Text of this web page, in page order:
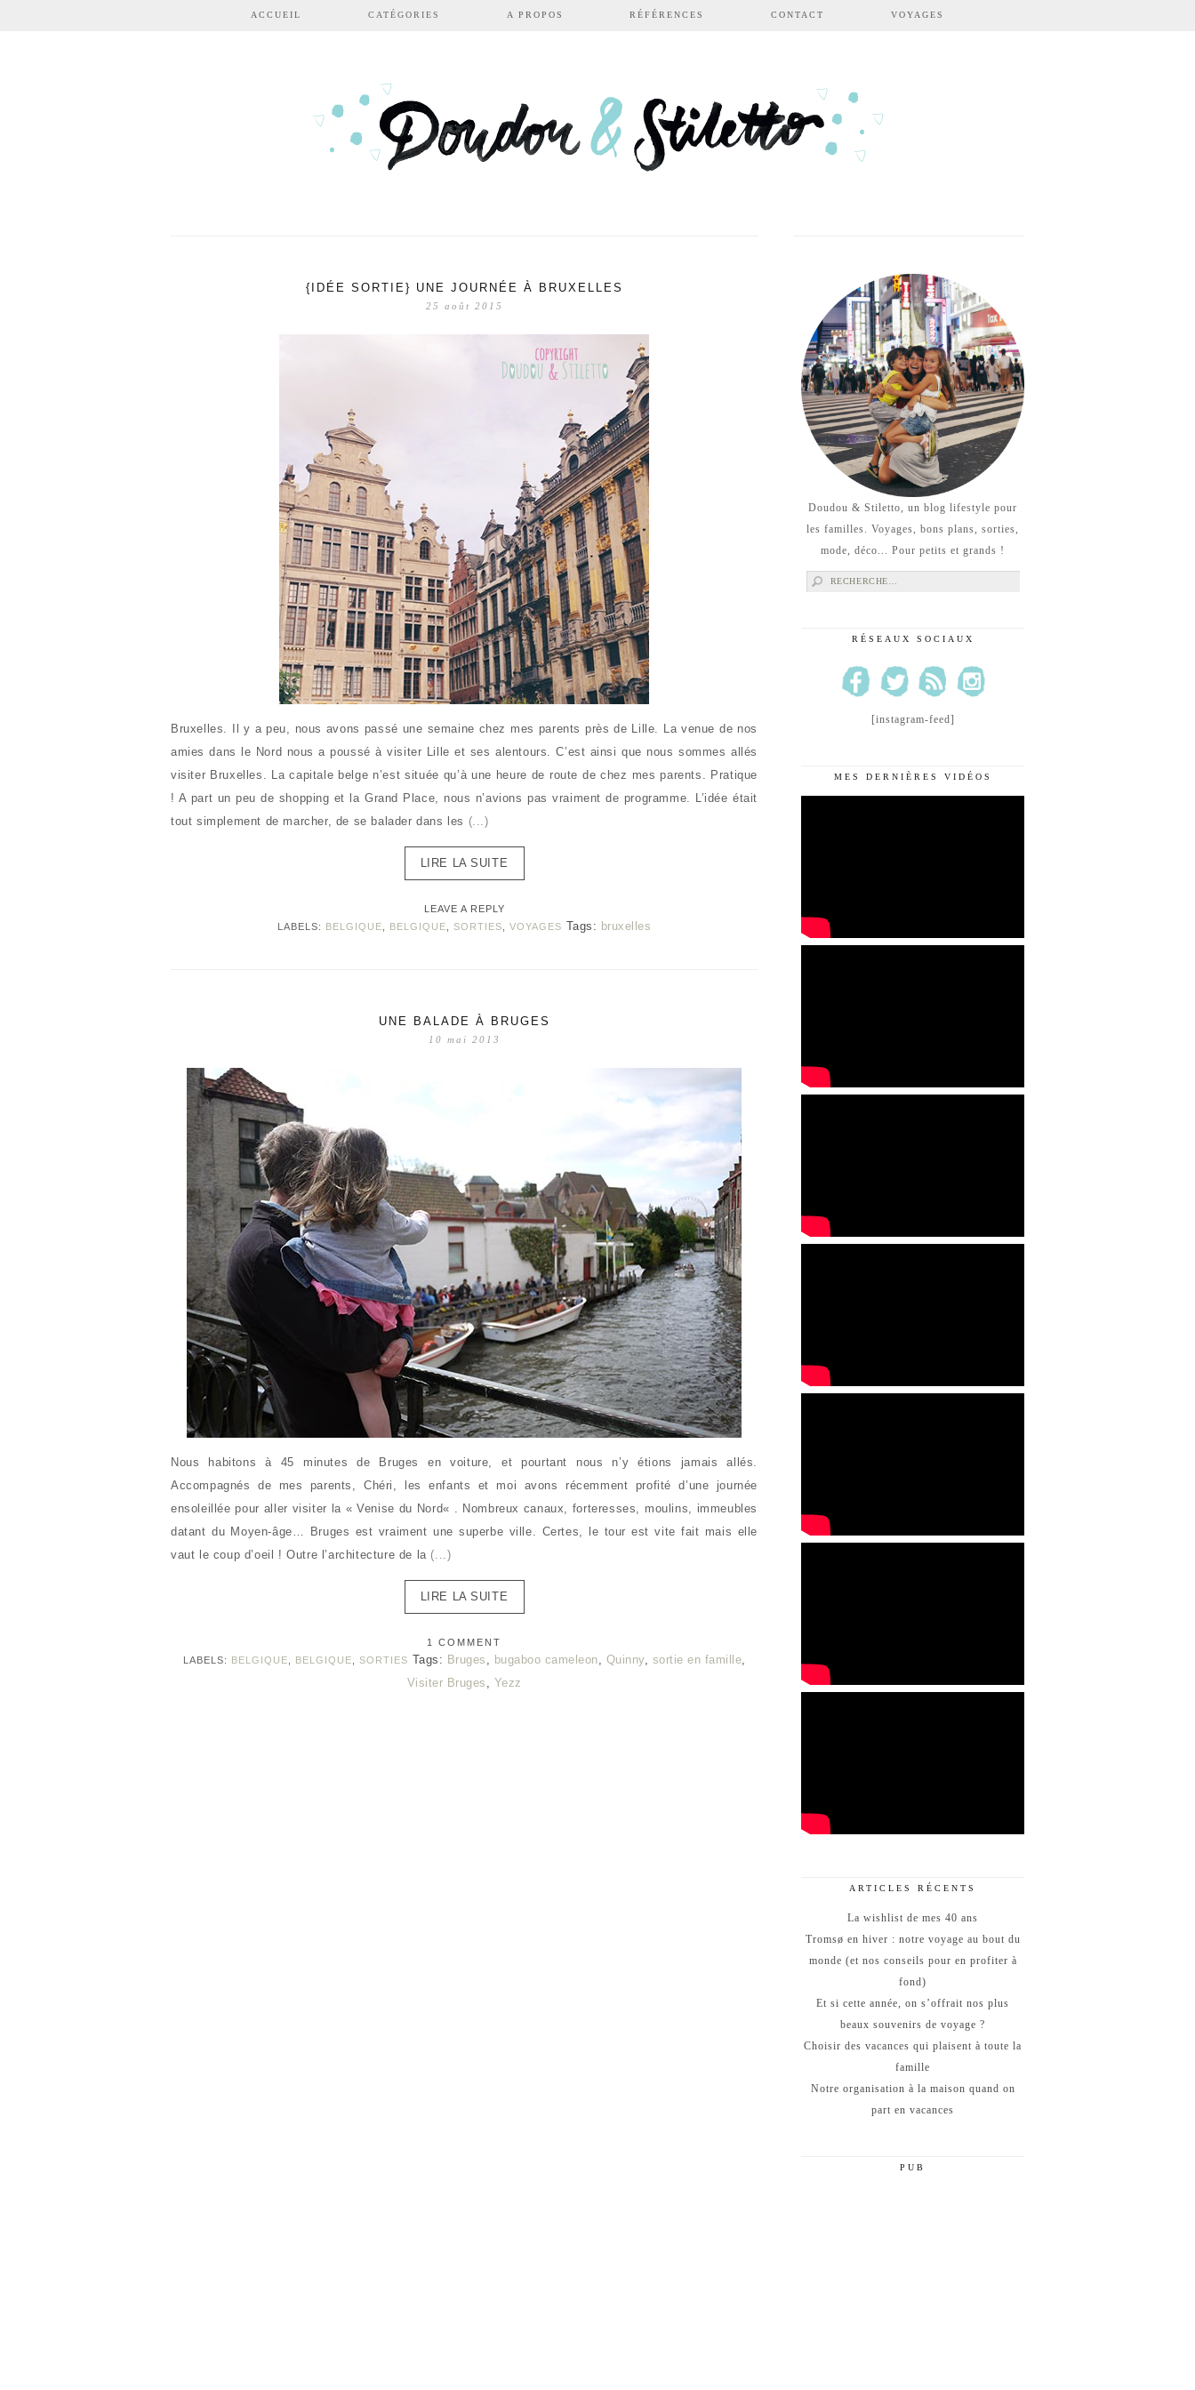
Aller au contenu principal
ACCUEIL CATÉGORIES A PROPOS RÉFÉRENCES CONTACT VOYAGES
{IDÉE SORTIE} UNE JOURNÉE À BRUXELLES
25 août 2015
Bruxelles. Il y a peu, nous avons passé une semaine chez mes parents près de Lille. La venue de nos
amies dans le Nord nous a poussé à visiter Lille et ses alentours. C’est ainsi que nous sommes allés
visiter Bruxelles. La capitale belge n’est située qu’à une heure de route de chez mes parents. Pratique
! A part un peu de shopping et la Grand Place, nous n’avions pas vraiment de programme. L’idée était
tout simplement de marcher, de se balader dans les (...)
LIRE LA SUITE
LEAVE A REPLY
LABELS: BELGIQUE BELGIQUE SORTIES VOYAGES Tags: bruxelles
UNE BALADE À BRUGES
10 mai 2013
Nous habitons à 45 minutes de Bruges en voiture, et pourtant nous n’y étions jamais allés.
Accompagnés de mes parents, Chéri, les enfants et moi avons récemment profité d’une journée
ensoleillée pour aller visiter la « Venise du Nord« . Nombreux canaux, forteresses, moulins, immeubles
datant du Moyen-âge… Bruges est vraiment une superbe ville. Certes, le tour est vite fait mais elle
vaut le coup d’oeil ! Outre l’architecture de la (...)
LIRE LA SUITE
1 COMMENT
LABELS: BELGIQUE BELGIQUE SORTIES Tags: Bruges , bugaboo cameleon, Quinny, sortie en famille,
Visiter Bruges , Yezz
Doudou & Stiletto, un blog lifestyle pour
les familles. Voyages, bons plans, sorties,
mode, déco... Pour petits et grands !
Rechercher :
RÉSEAUX SOCIAUX
[instagram-feed]
MES DERNIÈRES VIDÉOS
ARTICLES RÉCENTS
La wishlist de mes 40 ans
Tromsø en hiver : notre voyage au bout du
monde (et nos conseils pour en profiter à
fond)
Et si cette année, on s’offrait nos plus
beaux souvenirs de voyage ?
Choisir des vacances qui plaisent à toute la
famille
Notre organisation à la maison quand on
part en vacances
PUB